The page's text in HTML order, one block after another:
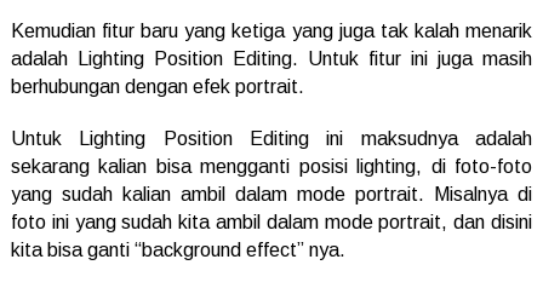
Kemudian fitur baru yang ketiga yang juga tak kalah menarik
adalah Lighting Position Editing. Untuk fitur ini juga masih
berhubungan dengan efek portrait.
Untuk Lighting Position Editing ini maksudnya adalah
sekarang kalian bisa mengganti posisi lighting, di foto-foto
yang sudah kalian ambil dalam mode portrait. Misalnya di
foto ini yang sudah kita ambil dalam mode portrait, dan disini
kita bisa ganti “background effect” nya.